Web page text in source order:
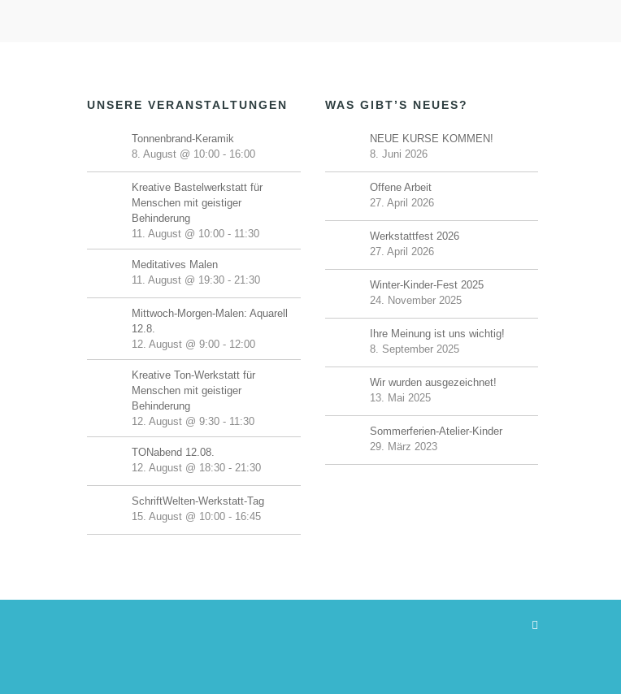
UNSERE VERANSTALTUNGEN
Tonnenbrand-Keramik
8. August @ 10:00 - 16:00
Kreative Bastelwerkstatt für
Menschen mit geistiger
Behinderung
11. August @ 10:00 - 11:30
Meditatives Malen
11. August @ 19:30 - 21:30
Mittwoch-Morgen-Malen: Aquarell
12.8.
12. August @ 9:00 - 12:00
Kreative Ton-Werkstatt für
Menschen mit geistiger
Behinderung
12. August @ 9:30 - 11:30
TONabend 12.08.
12. August @ 18:30 - 21:30
SchriftWelten-Werkstatt-Tag
15. August @ 10:00 - 16:45
WAS GIBT’S NEUES?
NEUE KURSE KOMMEN!
8. Juni 2026
Offene Arbeit
27. April 2026
Werkstattfest 2026
27. April 2026
Winter-Kinder-Fest 2025
24. November 2025
Ihre Meinung ist uns wichtig!
8. September 2025
Wir wurden ausgezeichnet!
13. Mai 2025
Sommerferien-Atelier-Kinder
29. März 2023